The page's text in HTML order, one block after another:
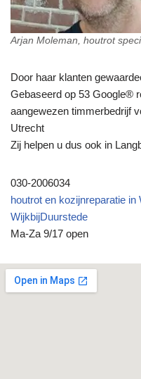
Arjan Moleman, houtrot
Door haar klanten
Gebaseerd op 53 Google®
aangewezen timmerbedrijf
Utrecht
Zij helpen u dus ook in
030-2006034
houtrot en kozijnreparatie
WijkbijDuurstede
Ma-Za 9/17 open